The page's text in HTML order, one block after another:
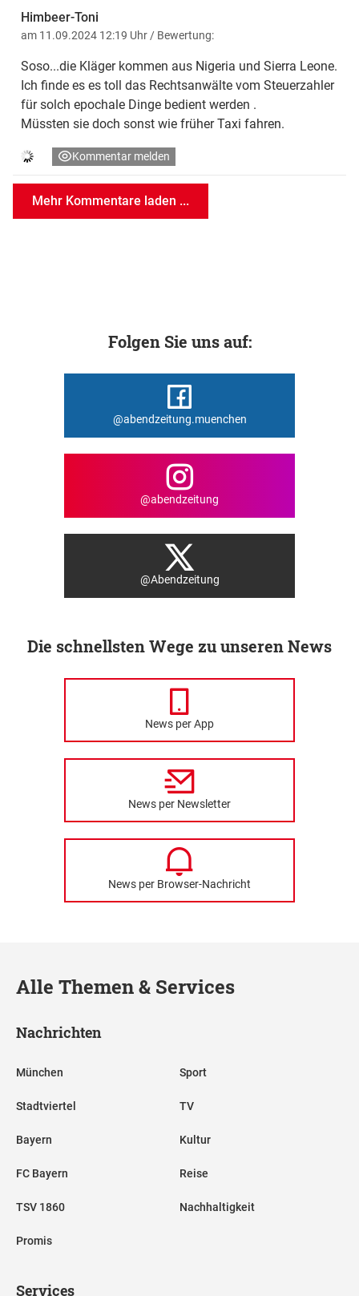
Himbeer-Toni
am 11.09.2024 12:19 Uhr / Bewertung:
Soso...die Kläger kommen aus Nigeria und Sierra Leone.
Ich finde es es toll das Rechtsanwälte vom Steuerzahler
für solch epochale Dinge bedient werden .
Müssten sie doch sonst wie früher Taxi fahren.
Kommentar melden
Mehr Kommentare laden ...
Folgen Sie uns auf:
@abendzeitung.muenchen
@abendzeitung
@Abendzeitung
Die schnellsten Wege zu unseren News
News per App
News per Newsletter
News per Browser-Nachricht
Alle Themen & Services
Nachrichten
München
Stadtviertel
Bayern
FC Bayern
TSV 1860
Promis
Sport
TV
Kultur
Reise
Nachhaltigkeit
Services